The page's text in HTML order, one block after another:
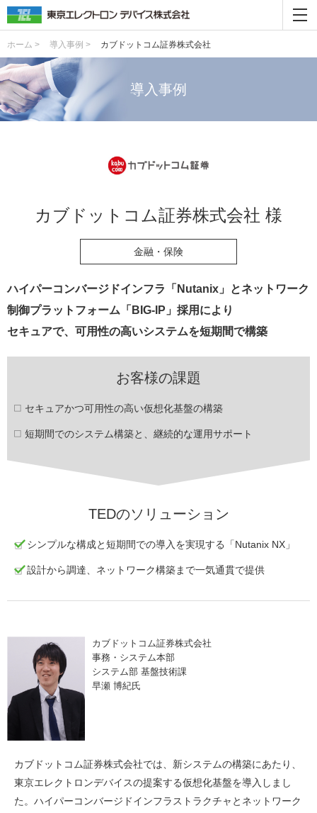
ホーム > 導入事例 > カブドットコム証券株式会社
導入事例
カブドットコム証券株式会社 様
金融・保険
ハイパーコンバージドインフラ「Nutanix」とネットワーク
制御プラットフォーム「BIG-IP」採用により
セキュアで、可用性の高いシステムを短期間で構築
お客様の課題
セキュアかつ可用性の高い仮想化基盤の構築
短期間でのシステム構築と、継続的な運用サポート
TEDのソリューション
シンプルな構成と短期間での導入を実現する「Nutanix NX」
設計から調達、ネットワーク構築まで一気通貫で提供
カブドットコム証券株式会社
事務・システム本部
システム部 基盤技術課
早瀬 博紀氏
カブドットコム証券株式会社では、新システムの構築にあたり、
東京エレクトロンデバイスの提案する仮想化基盤を導入しまし
た。ハイパーコンバージドインフラストラクチャとネットワーク